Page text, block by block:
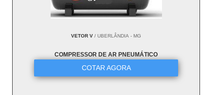
VETOR V / UBERLÂNDIA - MG
COMPRESSOR DE AR PNEUMÁTICO
COTAR AGORA